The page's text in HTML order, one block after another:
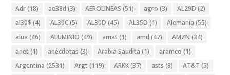
Adr(18) ae38d (3) AEROLINEAS (51) agro (3) AL29D (2)
al30$ (4) AL30C(5) AL30D (45) AL35D (1) Alemania (55)
alua (46) ALUMINIO (49) amat (1) amd (47) AMZN (34)
anet (1) anécdotas (3) Arabia Saudita (1) aramco (1)
Argentina (2531) Argt (119) ARKK(37) asts (8) AT&T (5)